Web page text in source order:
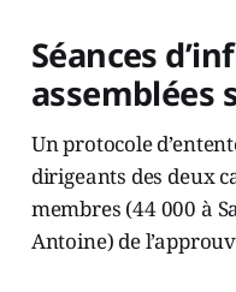
Séances
assemblées
Un protocole
dirigeants des deux
membres (44 000 à
Antoine) de